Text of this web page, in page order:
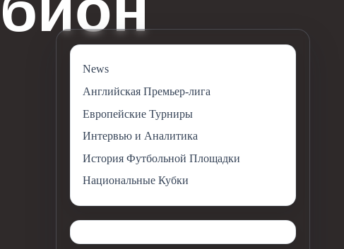
News
Английская Премьер-лига
Европейские Турниры
Интервью и Аналитика
История Футбольной Площадки
Национальные Кубки